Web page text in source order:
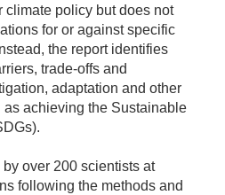
climate policy but does not
for or against specific
the report identifies
trade-offs and
adaptation and other
achieving the Sustainable
over 200 scientists at
following the methods and